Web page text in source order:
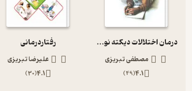
درمان اختلالات دیکته نویسی
مصطفی تبریزی
4.1
(
49
)
رفتاردرمانی
علیرضا تبریزی
4.1
(
30
)